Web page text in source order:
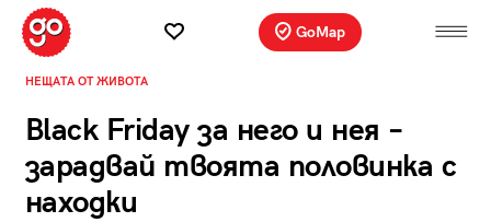
GoMap
НЕЩАТА ОТ ЖИВОТА
Black Friday за него и нея –
зарадвай твоята половинка с
находки